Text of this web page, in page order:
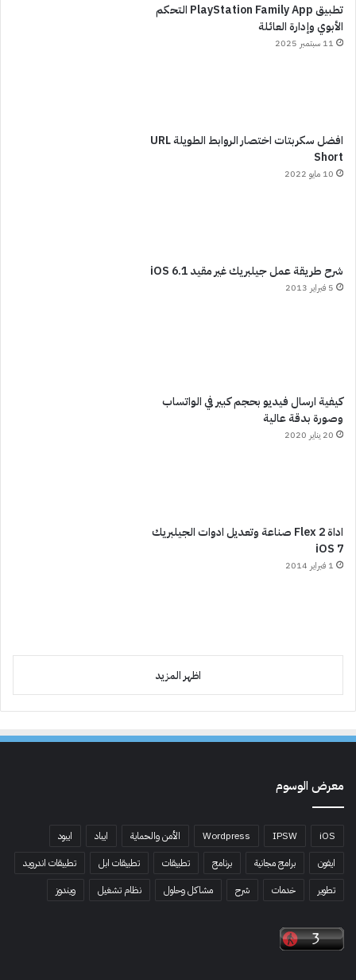
تطبيق PlayStation Family App التحكم
الأبوي وإدارة العائلة
11 سبتمبر 2025
افضل سكربتات اختصار الروابط الطويلة URL
Short
10 مايو 2022
شرح طريقة عمل جيلبريك غير مقيد iOS 6.1
5 فبراير 2013
كيفية ارسال فيديو بحجم كبير في الواتساب
وصورة بدقة عالية
20 يناير 2020
اداة Flex 2 صناعة وتعديل ادوات الجيلبريك
iOS 7
1 فبراير 2014
اظهر المزيد
معرض الوسوم
iOS
IPSW
Wordpress الأمن والحماية ايباد
ايبود
ايفون
برامج مجانية برنامج تطبيقات تطبيقات ابل
تطبيقات اندرويد
تطوير
خدمات شرح مشاكل وحلول نظام تشغيل ويندوز